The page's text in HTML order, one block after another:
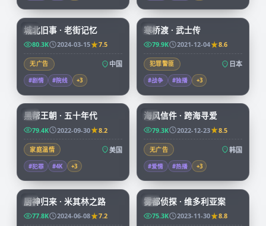
CN
99:17
城北旧事 · 老街记忆
80.3K 2024-03-15 7.5
无广告 中国
#剧情 #院线 +3
JP
99:29
寒桥渡 · 武士传
79.9K 2021-12-04 8.6
犯罪警匪 日本
#战争 #独播 +3
CN
黑帮王朝 · 五十年代
79.4K 2022-09-30 8.2
家庭温情 美国
#犯罪 #4K +3
KR
海风信件 · 跨海寻爱
79.3K 2022-12-23 8.5
无广告 韩国
#爱情 #热播 +3
KR
58:31
厨神归来 · 米其林之路
77.8K 2024-06-08 7.2
CN
68:22
雾都侦探 · 维多利亚案
75.3K 2023-11-30 8.8